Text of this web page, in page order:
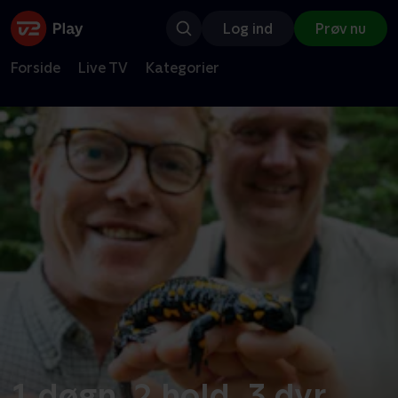
Log ind Prøv nu
Forside Live TV Kategorier